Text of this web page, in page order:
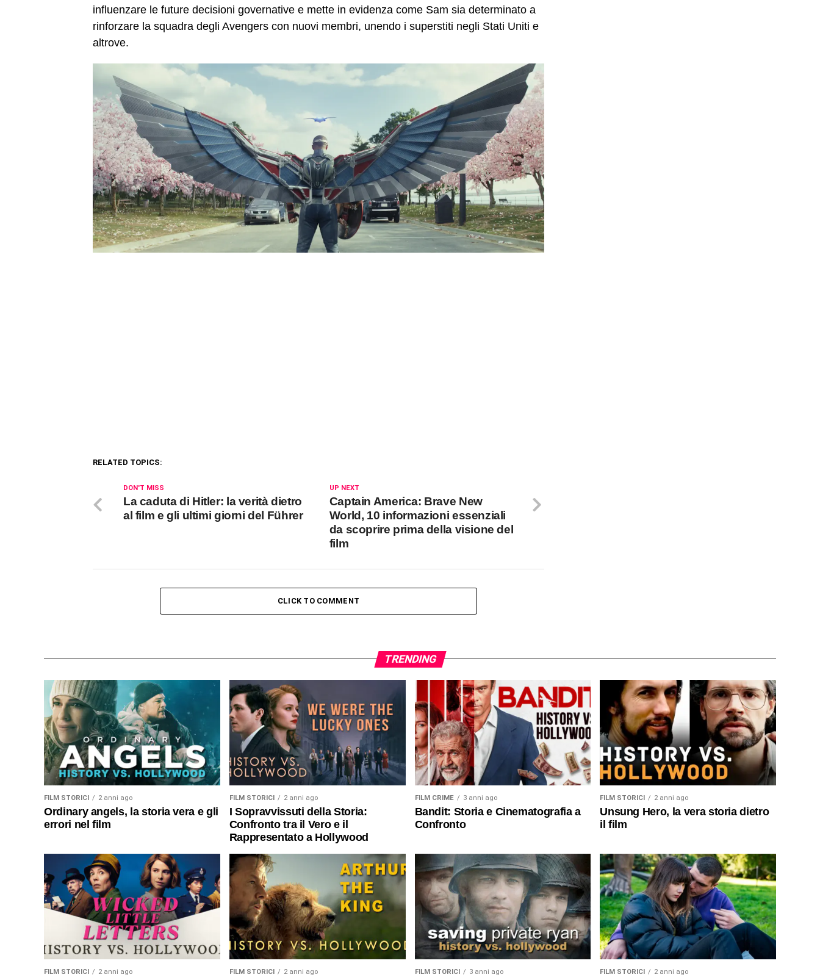
influenzare le future decisioni governative e mette in evidenza come Sam sia determinato a
rinforzare la squadra degli Avengers con nuovi membri, unendo i superstiti negli Stati Uniti e
altrove.
RELATED TOPICS:
UP NEXT
Captain America: Brave New
World, 10 informazioni essenziali
da scoprire prima della visione del
film
DON'T MISS
La caduta di Hitler: la verità dietro
al film e gli ultimi giorni del Führer
CLICK TO COMMENT
TRENDING
FILM STORICI 2 anni ago
Ordinary angels, la storia vera e gli
errori nel film
FILM STORICI 2 anni ago
I Sopravvissuti della Storia:
Confronto tra il Vero e il
Rappresentato a Hollywood
FILM CRIME 3 anni ago
Bandit: Storia e Cinematografia a
Confronto
FILM STORICI 2 anni ago
Unsung Hero, la vera storia dietro
il film
FILM STORICI 2 anni ago FILM STORICI 2 anni ago FILM STORICI 3 anni ago FILM STORICI 2 anni ago